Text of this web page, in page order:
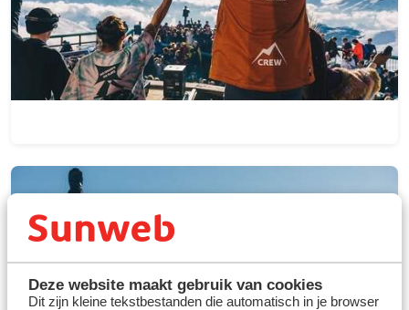
Deze website maakt gebruik van cookies
Dit zijn kleine tekstbestanden die automatisch in je browser